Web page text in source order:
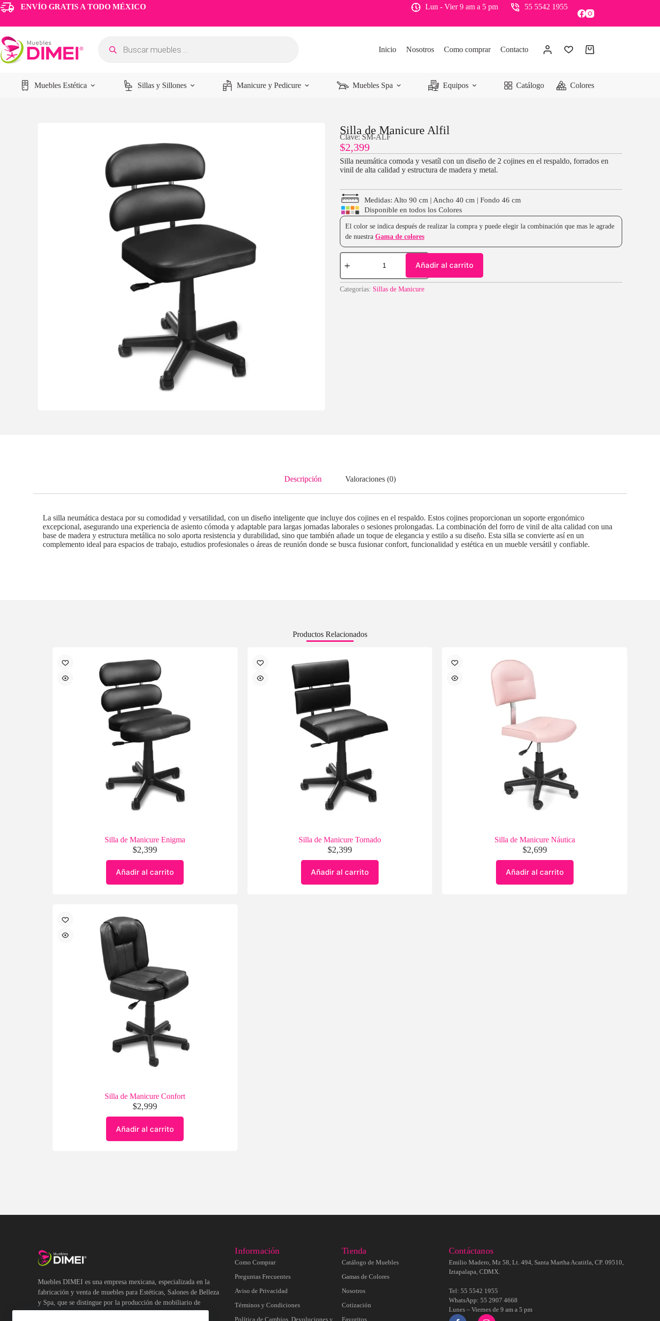
ENVÍO GRATIS A TODO MÉXICO Lun - Vier 9 am a 5 pm 55 5542 1955
Inicio Nosotros Como comprar Contacto
Muebles Estética Sillas y Sillones Manicure y Pedicure Muebles Spa Equipos Catálogo Colores
Silla de Manicure Alfil
Clave: SM-ALF
$2,399
Silla neumática comoda y vesatíl con un diseño de 2 cojines en el respaldo, forrados en
vinil de alta calidad y estructura de madera y metal.
Medidas: Alto 90 cm | Ancho 40 cm | Fondo 46 cm
Disponible en todos los Colores
El color se indica después de realizar la compra y puede elegir la combinación que mas le agrade
de nuestra Gama de colores
Añadir al carrito
Categorías: Sillas de Manicure
Descripción Valoraciones (0)
La silla neumática destaca por su comodidad y versatilidad, con un diseño inteligente que incluye dos cojines en el respaldo. Estos cojines proporcionan un soporte ergonómico
excepcional, asegurando una experiencia de asiento cómoda y adaptable para largas jornadas laborales o sesiones prolongadas. La combinación del forro de vinil de alta calidad con una
base de madera y estructura metálica no solo aporta resistencia y durabilidad, sino que también añade un toque de elegancia y estilo a su diseño. Esta silla se convierte así en un
complemento ideal para espacios de trabajo, estudios profesionales o áreas de reunión donde se busca fusionar confort, funcionalidad y estética en un mueble versátil y confiable.
Productos Relacionados
Silla de Manicure Enigma
$2,399
Añadir al carrito
Silla de Manicure Tornado
$2,399
Añadir al carrito
Silla de Manicure Náutica
$2,699
Añadir al carrito
Silla de Manicure Confort
$2,999
Añadir al carrito
Muebles DIMEI es una empresa mexicana, especializada en la
fabricación y venta de muebles para Estéticas, Salones de Belleza
y Spa, que se distingue por la producción de mobiliario de
Información
Como Comprar
Preguntas Frecuentes
Aviso de Privacidad
Términos y Condiciones
Política de Cambios, Devoluciones y
Tienda
Catálogo de Muebles
Gamas de Colores
Nosotros
Cotización
Favoritos
Contáctanos
Emilio Madero, Mz 58, Lt. 494, Santa Martha Acatitla, CP. 09510,
Iztapalapa, CDMX.
Tel: 55 5542 1955
WhatsApp: 55 2907 4668
Lunes – Viernes de 9 am a 5 pm